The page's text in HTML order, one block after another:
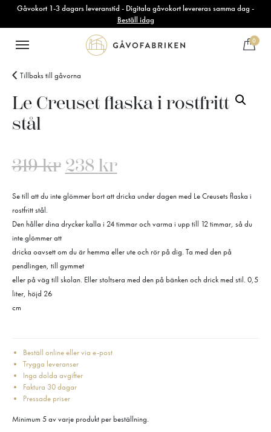
Gåvokort 1-3 dagars leveranstid - Digitala gåvokort levereras samma dag -
Beställ idag
0
Tillbaks till gåvorna
Le Creuset flaska i rostfritt
stål
319kr 238 kr
Se till att du inte glömmer bort att dricka under dagen med Le Creusets flaska i
rostfritt stål.
Den håller dina drycker kalla i 24 timmar och varma i upp till 12 timmar, så du
inte glömmer att
dricka oavsett om du är hemma eller ute och rör på dig. Ta med den på
pendlingen, till gymmet
eller på väg till skolan. Eller stoltsera med den på bänken och drick med stil. 0,5
liter, höjd 26
cm
Beställ online eller via e-post
Trygga leveranser
Inga dolda avgifter
Faktura 30 dagar
Pressade priser
Minimum 5 av varje produkt per beställning.